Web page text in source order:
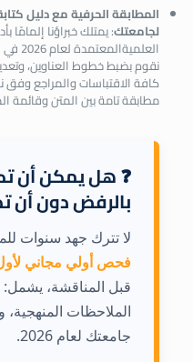
المطابقة الحرفية مع دليل
لجامعتك: يمتلك خبراؤنا إلمامًا
نقوم بضبط خطوط العناوين،
كافة الاقتباسات والمراجع وفق
مطابقة تامة بين المتن وقائمة
❓ هل يمكن أن
بالرفض دون أن
لا تترك جهد سنوات
فحص أولي مجاني لأول 500
قبل المناقشة، يشمل:
الملاحظات
جامعتك لعام 2026.